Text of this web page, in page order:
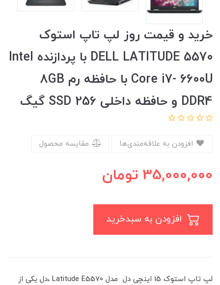
خرید و قیمت روز لپ تاپ استوک
DELL LATITUDE 5570 با پردازنده Intel
Core i7- 6600U با حافظه رم 8GB
DDR4 و حافظه داخلی SSD 256 گیگ
مقایسه محصول
35,000,000 تومان
لپ تاپ استوک 15 اینچی دل مدل Latitude E5570 ،دل یکی از